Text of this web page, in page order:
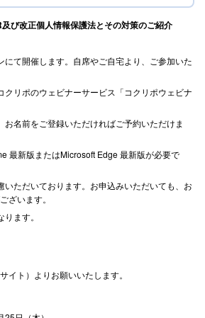
び改正個人情報保護法とその対策のご紹介
にて開催します。自席やご自宅より、ご参加いた
クリポのウェビナーサービス「コクリポウェビナ
名前をご登録いただければご予約いただけま
最新版またはMicrosoft Edge 最新版が必要で
いただいております。お申込みいただいても、お
ざいます。
ます。
イト）よりお願いいたします。